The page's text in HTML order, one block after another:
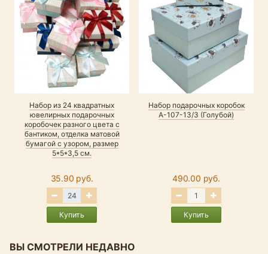
Набор из 24 квадратных
ювелирных подарочных
коробочек разного цвета с
бантиком, отделка матовой
бумагой с узором, размер
5*5*3,5 см.
35.90 руб.
Купить
Набор подарочных коробок
А-107-13/3 (Голубой)
490.00 руб.
Купить
ВЫ СМОТРЕЛИ НЕДАВНО